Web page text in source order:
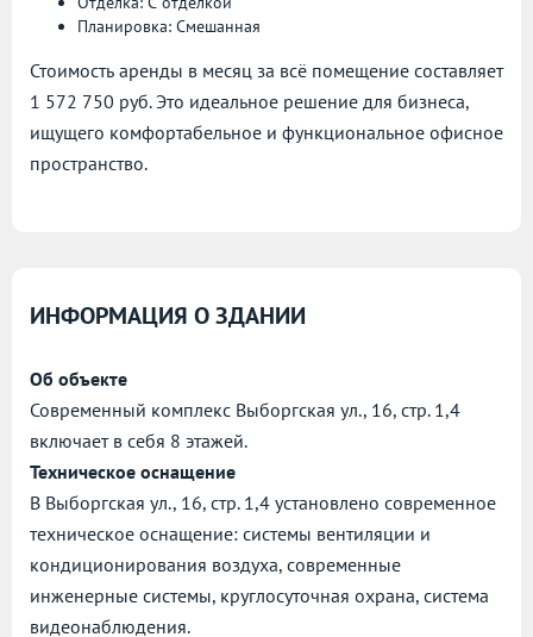
Планировка: Смешанная
Стоимость аренды в месяц за всё помещение составляет
1 572 750 руб. Это идеальное решение для бизнеса,
ищущего комфортабельное и функциональное офисное
пространство.
ИНФОРМАЦИЯ О ЗДАНИИ
Об объекте
Современный комплекс Выборгская ул., 16, стр. 1,4
включает в себя 8 этажей.
Техническое оснащение
В Выборгская ул., 16, стр. 1,4 установлено современное
техническое оснащение: системы вентиляции и
кондиционирования воздуха, современные
инженерные системы, круглосуточная охрана, система
видеонаблюдения.